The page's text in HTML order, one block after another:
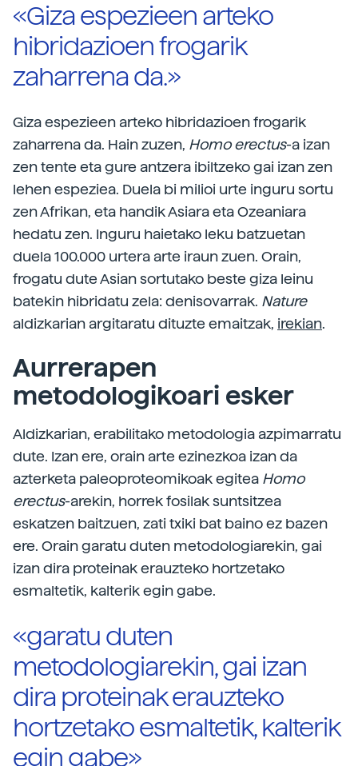
«Giza espezieen arteko
hibridazioen frogarik
zaharrena da.»
Giza espezieen arteko hibridazioen frogarik
zaharrena da. Hain zuzen, Homo erectus-a izan
zen tente eta gure antzera ibiltzeko gai izan zen
lehen espeziea. Duela bi milioi urte inguru sortu
zen Afrikan, eta handik Asiara eta Ozeaniara
hedatu zen. Inguru haietako leku batzuetan
duela 100.000 urtera arte iraun zuen. Orain,
frogatu dute Asian sortutako beste giza leinu
batekin hibridatu zela: denisovarrak. Nature
aldizkarian argitaratu dituzte emaitzak, irekian.
Aurrerapen
metodologikoari esker
Aldizkarian, erabilitako metodologia azpimarratu
dute. Izan ere, orain arte ezinezkoa izan da
azterketa paleoproteomikoak egitea Homo
erectus-arekin, horrek fosilak suntsitzea
eskatzen baitzuen, zati txiki bat baino ez bazen
ere. Orain garatu duten metodologiarekin, gai
izan dira proteinak erauzteko hortzetako
esmaltetik, kalterik egin gabe.
«garatu duten
metodologiarekin, gai izan
dira proteinak erauzteko
hortzetako esmaltetik, kalterik
egin gabe»